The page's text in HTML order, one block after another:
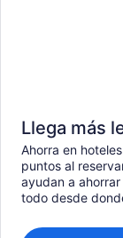
Llega más
Ahorra en
puntos al
ayudan a
todo desde